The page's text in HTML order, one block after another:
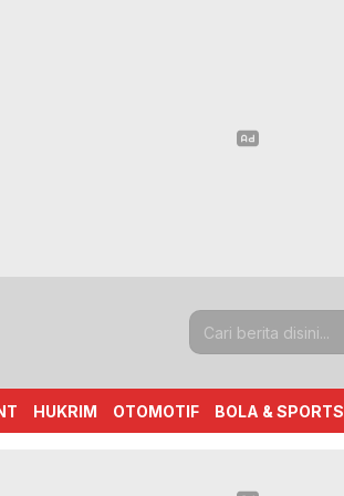
HUKRIM OTOMOTIF BOLA & SPORTS